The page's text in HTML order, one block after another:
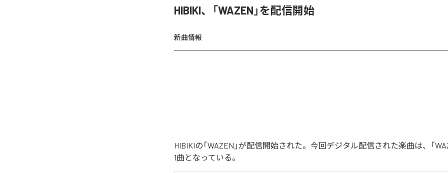
HIBIKI、「WAZEN」を配信開始
新曲情報
HIBIKIの「WAZEN」が配信開始された。今回デジタル配信された楽曲は、「
1曲となっている。